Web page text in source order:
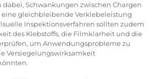
dabei, Schwankungen zwischen Chargen
gleichbleibende Verklebeleistung
Inspektionsverfahren sollten zudem
des Klebstoffs, die Filmklarheit und die
um Anwendungsprobleme zu
Versiegelungswirksamkeit